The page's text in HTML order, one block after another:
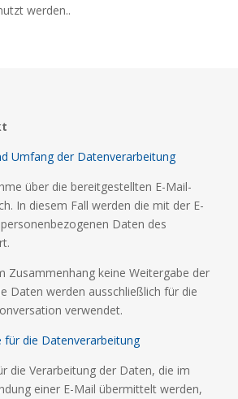
werden..
Umfang der Datenverarbeitung
über die bereitgestellten E-Mail-
In diesem Fall werden die mit der E-
Daten des
Zusammenhang keine Weitergabe der
Daten werden ausschließlich für die
verwendet.
für die Datenverarbeitung
die Verarbeitung der Daten, die im
einer E-Mail übermittelt werden,